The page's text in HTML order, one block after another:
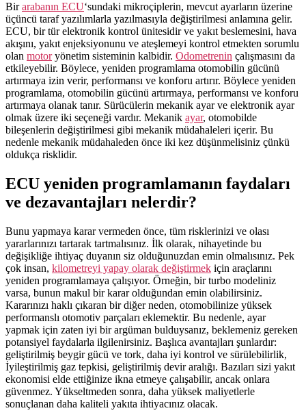
Birarabanın ECU‘sundaki mikroçiplerin, mevcut ayarların üzerine
üçüncü taraf yazılımlarla yazılmasıyla değiştirilmesi anlamına gelir.
ECU, bir tür elektronik kontrol ünitesidir ve yakıt beslemesini, hava
akışını, yakıt enjeksiyonunu ve ateşlemeyi kontrol etmekten sorumlu
olan motoryönetim sisteminin kalbidir. Odometrenin çalışmasını da
etkileyebilir. Böylece, yeniden programlama otomobilin gücünü
artırmaya izin verir, performansı ve konforu artırır. Böylece yeniden
programlama, otomobilin gücünü artırmaya, performansı ve konforu
artırmaya olanak tanır. Sürücülerin mekanik ayar ve elektronik ayar
olmak üzere iki seçeneği vardır. Mekanik ayar, otomobilde
bileşenlerin değiştirilmesi gibi mekanik müdahaleleri içerir. Bu
nedenle mekanik müdahaleden önce iki kez düşünmelisiniz çünkü
oldukça risklidir.
ECU yeniden programlamanın faydaları
ve dezavantajları nelerdir?
Bunu yapmaya karar vermeden önce, tüm risklerinizi ve olası
yararlarınızı tartarak tartmalısınız. İlk olarak, nihayetinde bu
değişikliğe ihtiyaç duyanın siz olduğunuzdan emin olmalısınız. Pek
çok insan, kilometreyi yapay olarak değiştirmek için araçlarını
yeniden programlamaya çalışıyor. Örneğin, bir turbo modeliniz
varsa, bunun makul bir karar olduğundan emin olabilirsiniz.
Kararınızı haklı çıkaran bir diğer neden, otomobilinize yüksek
performanslı otomotiv parçaları eklemektir. Bu nedenle, ayar
yapmak için zaten iyi bir argüman bulduysanız, beklemeniz gereken
potansiyel faydalarla ilgilenirsiniz. Başlıca avantajları şunlardır:
geliştirilmiş beygir gücü ve tork, daha iyi kontrol ve sürülebilirlik,
İyileştirilmiş gaz tepkisi, geliştirilmiş devir aralığı. Bazıları sizi yakıt
ekonomisi elde ettiğinize ikna etmeye çalışabilir, ancak onlara
güvenmez. Yükseltmeden sonra, daha yüksek maliyetlerle
sonuçlanan daha kaliteli yakıta ihtiyacınız olacak.